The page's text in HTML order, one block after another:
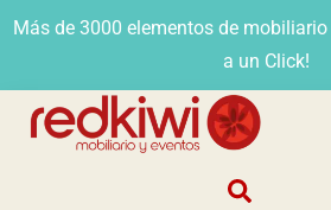
Más de 3000 elementos de
a un Click!